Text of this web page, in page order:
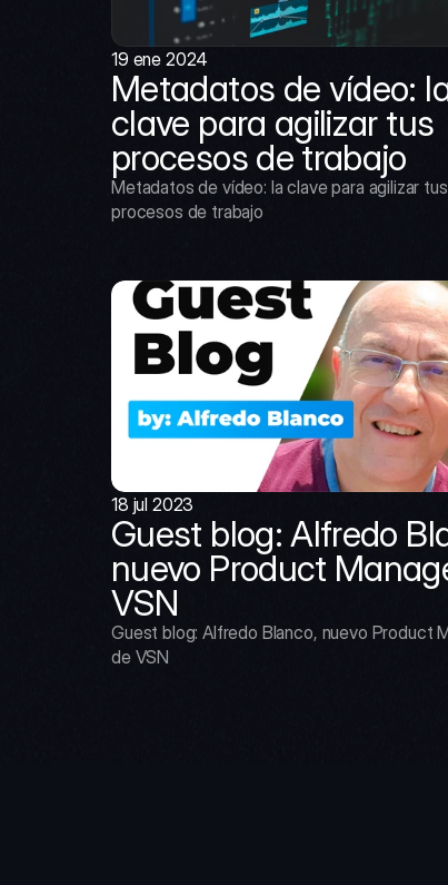
19 ene 2024
Metadatos de vídeo:
clave para agilizar tus
procesos de trabajo
Metadatos de vídeo: la clave para agilizar tus
procesos de trabajo
18 jul 2023
Guest blog: Alfredo
nuevo Product
VSN
Guest blog: Alfredo Blanco, nuevo Product
de VSN